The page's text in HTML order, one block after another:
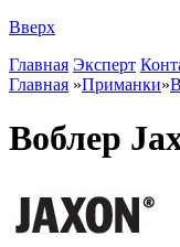
Вверх
Главная Эксперт
Главная »Приманки»
Воблер